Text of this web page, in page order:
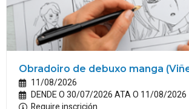
Obradoiro de debuxo manga
11/08/2026
DENDE O 30/07/2026 ATA O 11/08/2026